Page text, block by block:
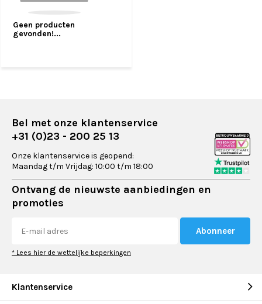
Geen producten
gevonden!...
Bel met onze klantenservice
+31 (0)23 - 200 25 13
Onze klantenservice is geopend:
Maandag t/m Vrijdag: 10:00 t/m 18:00
Ontvang de nieuwste aanbiedingen en
promoties
Abonneer
* Lees hier de wettelijke beperkingen
Klantenservice